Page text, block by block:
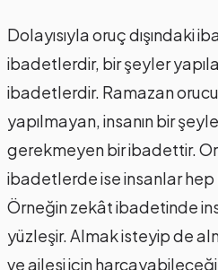
Dolayısıyla oruç dışındaki
ibadetlerdir, bir şeyler
ibadetlerdir. Ramazan
yapılmayan, insanın bir
gerekmeyen bir ibadettir.
ibadetlerde ise insanlar
Örneğin zekât ibadetinde
yüzleşir. Almak isteyip de
ve ailesi için